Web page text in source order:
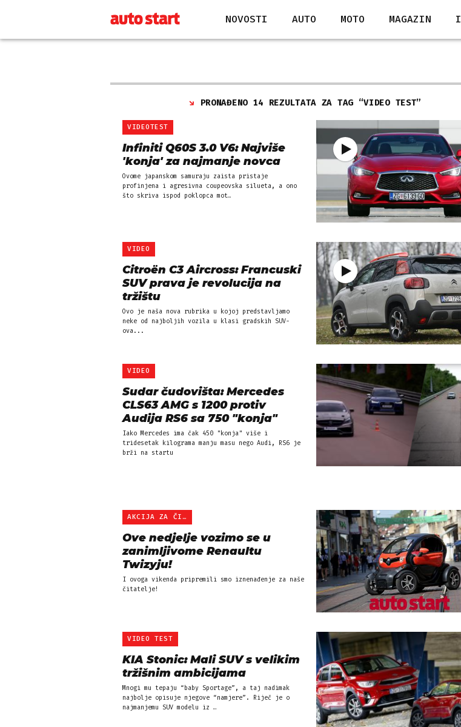
NOVOSTI AUTO MOTO MAGAZIN
PRONAĐENO 14 REZULTATA ZA TAG “VIDEO TEST”
VIDEOTEST
Infiniti Q60S 3.0 V6: Najviše
'konja' za najmanje novca
Ovome japanskom samuraju zaista pristaje
profinjena i agresivna coupeovska silueta, a ono
što skriva ispod poklopca mot…
VIDEO
Citroën C3 Aircross: Francuski
SUV prava je revolucija na
tržištu
Ovo je naša nova rubrika u kojoj predstavljamo
neke od najboljih vozila u klasi gradskih SUV-
ova...
VIDEO
Sudar čudovišta: Mercedes
CLS63 AMG s 1200 protiv
Audija RS6 sa 750 "konja"
Iako Mercedes ima čak 450 "konja" više i
tridesetak kilograma manju masu nego Audi, RS6 je
brži na startu
AKCIJA ZA ČITATELJE
Ove nedjelje vozimo se u
zanimljivome Renaultu
Twizyju!
I ovoga vikenda pripremili smo iznenađenje za naše
čitatelje!
VIDEO TEST
KIA Stonic: Mali SUV s velikim
tržišnim ambicijama
Mnogi mu tepaju “baby Sportage”, a taj nadimak
najbolje opisuje njegove “namjere”. Riječ je o
najmanjemu SUV modelu iz …